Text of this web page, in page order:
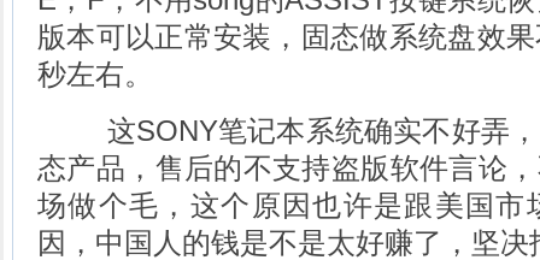
版本可以正常安装，固态做系统盘效
秒左右。
这SONY笔记本系统确实不好弄，
态产品，售后的不支持盗版软件言论
场做个毛，这个原因也许是跟美国市
因，中国人的钱是不是太好赚了，坚决